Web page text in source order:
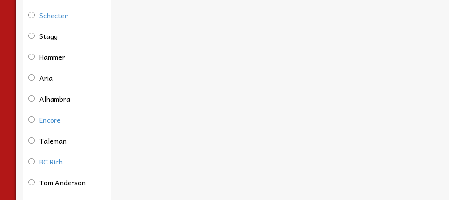
Schecter
Stagg
Hammer
Aria
Alhambra
Encore
Taleman
BC Rich
Tom Anderson